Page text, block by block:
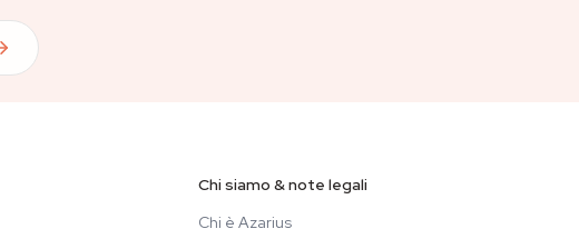
Chi siamo & note legali
Chi è Azarius